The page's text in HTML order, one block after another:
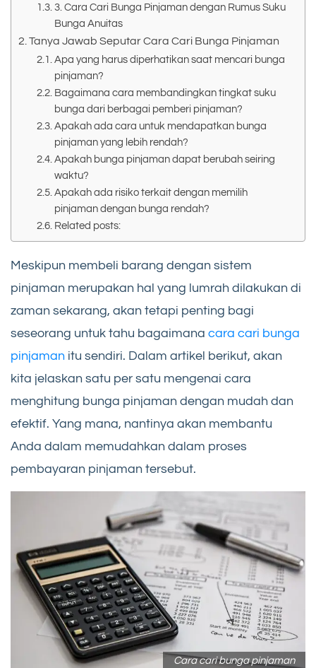
3. Cara Cari Bunga Pinjaman dengan Rumus Suku
Bunga Anuitas
Tanya Jawab Seputar Cara Cari Bunga Pinjaman
Apa yang harus diperhatikan saat mencari bunga
pinjaman?
Bagaimana cara membandingkan tingkat suku
bunga dari berbagai pemberi pinjaman?
Apakah ada cara untuk mendapatkan bunga
pinjaman yang lebih rendah?
Apakah bunga pinjaman dapat berubah seiring
waktu?
Apakah ada risiko terkait dengan memilih
pinjaman dengan bunga rendah?
Related posts:
Meskipun membeli barang dengan sistem
pinjaman merupakan hal yang lumrah dilakukan di
zaman sekarang, akan tetapi penting bagi
seseorang untuk tahu bagaimana cara cari bunga
pinjaman itu sendiri. Dalam artikel berikut, akan
kita jelaskan satu per satu mengenai cara
menghitung bunga pinjaman dengan mudah dan
efektif. Yang mana, nantinya akan membantu
Anda dalam memudahkan dalam proses
pembayaran pinjaman tersebut.
Cara cari bunga pinjaman